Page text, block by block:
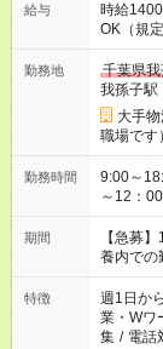
給与
時給
OK（規定
勤務地
千葉県
我孫子駅
大手
職場です）
勤務時間
9:00～18:00 希望の時間帯を選べます！ ＜シ
～12：
22：00
期間
【急募
養内での
特徴 週1日か
業・Wワ
集 / 電話